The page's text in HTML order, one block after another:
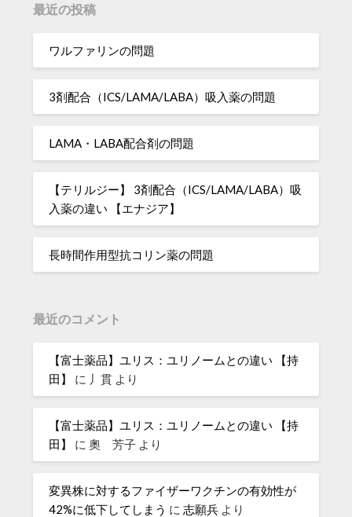
最近の投稿
ワルファリンの問題
3剤配合（ICS/LAMA/LABA）吸入薬の問題
LAMA・LABA配合剤の問題
【テリルジー】 3剤配合（ICS/LAMA/LABA）吸
入薬の違い 【エナジア】
長時間作用型抗コリン薬の問題
最近のコメント
【富士薬品】ユリス：ユリノームとの違い 【持
田】
に 丿貫 より
【富士薬品】ユリス：ユリノームとの違い 【持
田】
に奧 芳子 より
変異株に対するファイザーワクチンの有効性が
42%に低下してしまう に志願兵 より